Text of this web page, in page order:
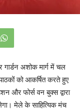
अशोक मार्ग में चल
को आकर्षित करते हुए
और फोर्स वन बुक्स द्वारा
मेले के साहित्यिक मंच